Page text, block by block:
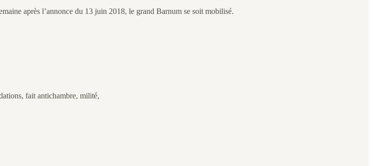
après l’annonce du 13 juin 2018, le grand Barnum se soit mobilisé.
fait antichambre, milité,